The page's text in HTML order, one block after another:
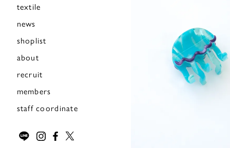
textile
news
shoplist
about
recruit
members
staff coordinate